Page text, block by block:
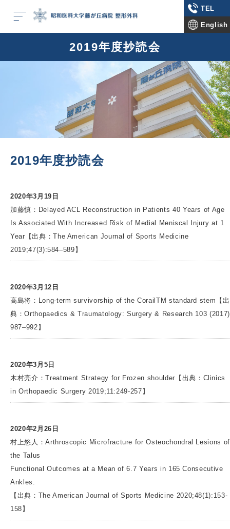
TEL
English
2019年度抄読会
2019年度抄読会
2020年3月19日
加藤慎：Delayed ACL Reconstruction in Patients 40 Years of Age
Is Associated With Increased Risk of Medial Meniscal Injury at 1
Year【出典：The American Journal of Sports Medicine
2019;47(3):584–589】
2020年3月12日
高島将：Long-term survivorship of the CorailTM standard stem【出
典：Orthopaedics & Traumatology: Surgery & Research 103 (2017)
987–992】
2020年3月5日
木村亮介：Treatment Strategy for Frozen shoulder【出典：Clinics
in Orthopaedic Surgery 2019;11:249-257】
2020年2月26日
村上悠人：Arthroscopic Microfracture for Osteochondral Lesions of
the Talus
Functional Outcomes at a Mean of 6.7 Years in 165 Consecutive
Ankles.
【出典：The American Journal of Sports Medicine 2020;48(1):153-
158】